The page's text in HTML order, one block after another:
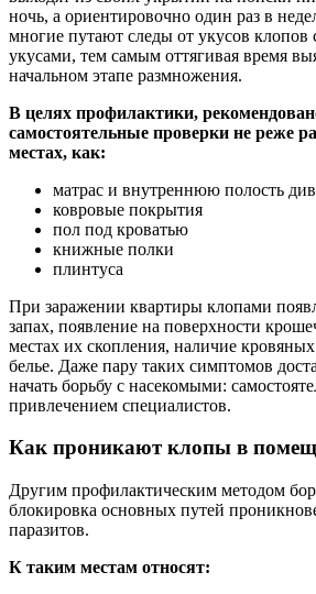
ночь, а ориентировочно один раз в
многие путают следы от укусов
укусами, тем самым оттягивая время
начальном этапе размножения.
В целях профилактики,
самостоятельные проверки не реже
местах, как:
матрас и внутреннюю полость
ковровые покрытия
пол под кроватью
книжные полки
плинтуса
При заражении квартиры клопами
запах, появление на поверхности
местах их скопления, наличие
белье. Даже пару таких симптомов
начать борьбу с насекомыми:
привлечением специалистов.
Как проникают клопы в
Другим профилактическим методом
блокировка основных путей
паразитов.
К таким местам относят: